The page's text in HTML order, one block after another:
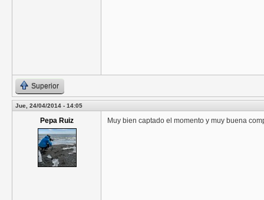
Superior
Jue, 24/04/2014 - 14:05
Pepa Ruiz Muy bien captado el momento y muy buena